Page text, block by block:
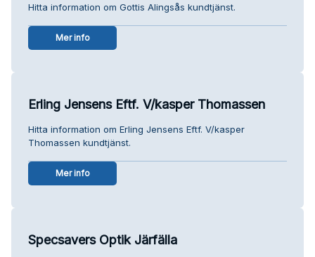
Hitta information om Gottis Alingsås kundtjänst.
Mer info
Erling Jensens Eftf. V/kasper Thomassen
Hitta information om Erling Jensens Eftf. V/kasper
Thomassen kundtjänst.
Mer info
Specsavers Optik Järfälla